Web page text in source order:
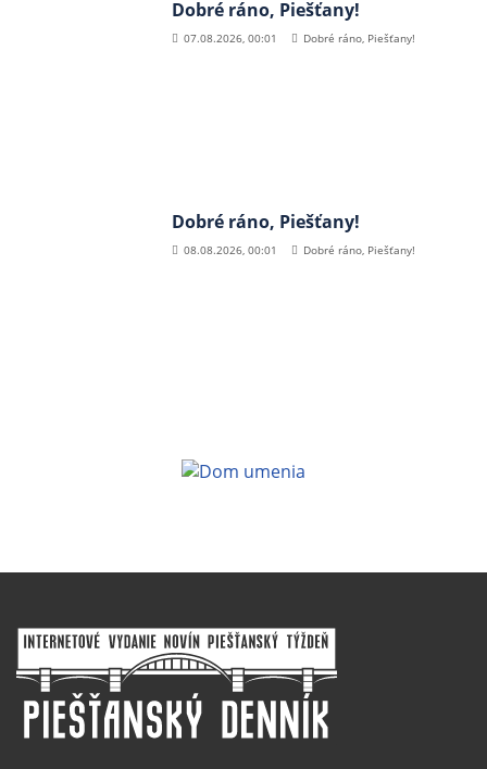
Dobré ráno, Piešťany!
07.08.2026, 00:01 Dobré ráno, Piešťany!
Dobré ráno, Piešťany!
08.08.2026, 00:01 Dobré ráno, Piešťany!